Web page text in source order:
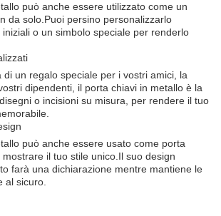
può anche essere utilizzato come un
da solo.Puoi persino personalizzarlo
o un simbolo speciale per renderlo
di un regalo speciale per i vostri amici, la
dipendenti, il porta chiavi in metallo è la
o incisioni su misura, per rendere il tuo
può anche essere usato come porta
il tuo stile unico.Il suo design
farà una dichiarazione mentre mantiene le
al sicuro.